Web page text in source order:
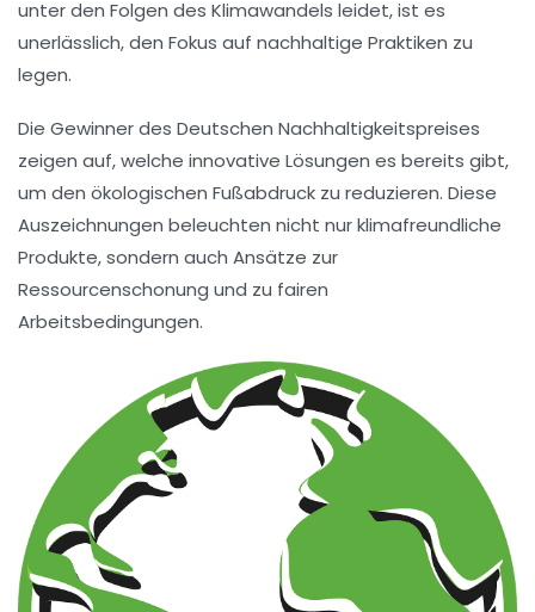
unter den Folgen des Klimawandels leidet, ist es
unerlässlich, den Fokus auf nachhaltige Praktiken zu
legen.
Die Gewinner des Deutschen Nachhaltigkeitspreises
zeigen auf, welche innovative Lösungen es bereits gibt,
um den ökologischen Fußabdruck zu reduzieren. Diese
Auszeichnungen beleuchten nicht nurklimafreundliche
Produkte, sondern auch Ansätze zur
Ressourcenschonung und zu fairen
Arbeitsbedingungen.